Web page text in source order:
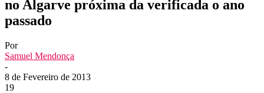
no Algarve próxima da verificada o ano
passado
Por
Samuel Mendonça
-
8 de Fevereiro de 2013
19